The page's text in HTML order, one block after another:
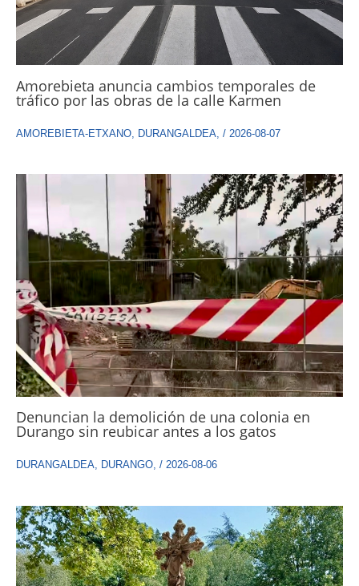
Amorebieta anuncia cambios temporales de
tráfico por las obras de la calle Karmen
AMOREBIETA-ETXANO, DURANGALDEA, / 2026-08-07
Denuncian la demolición de una colonia en
Durango sin reubicar antes a los gatos
DURANGALDEA, DURANGO, / 2026-08-06